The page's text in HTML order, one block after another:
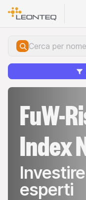
FuW-
Index
esperti